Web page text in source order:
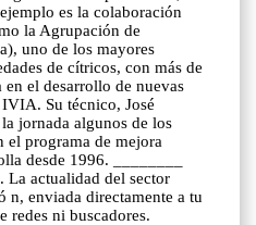
es la colaboración
la Agrupación de
uno de los mayores
de cítricos, con más de
el desarrollo de nuevas
Su técnico, José
jornada algunos de los
el programa de mejora
desde 1996. ________
actualidad del sector
n, enviada directamente a tu
redes ni buscadores.